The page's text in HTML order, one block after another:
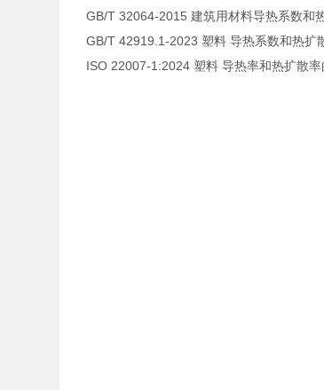
GB/T 32064-2015 建筑用材料导热系数和
GB/T 42919.1-2023 塑料 导热系数和热扩
ISO 22007-1:2024 塑料 导热率和热扩散率